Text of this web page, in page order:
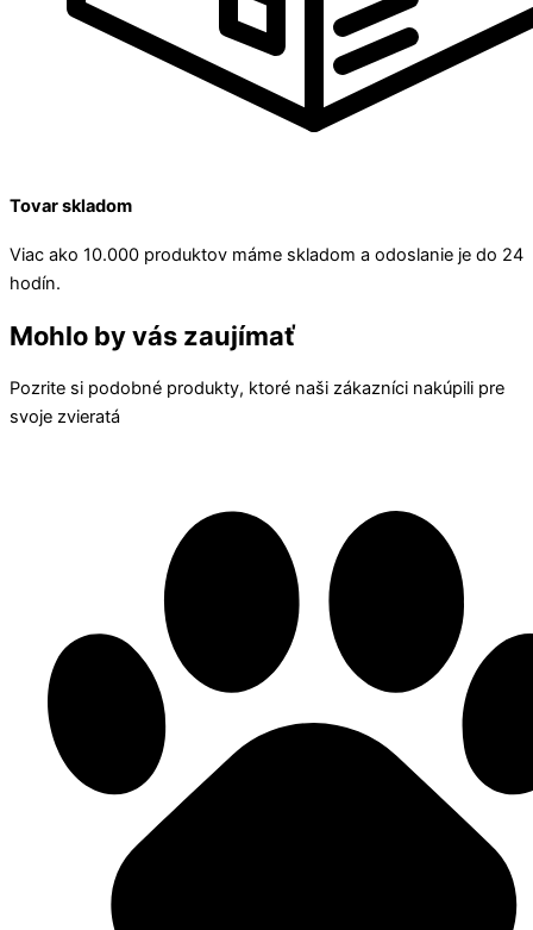
Tovar skladom
Viac ako 10.000 produktov máme skladom a odoslanie je do 24
hodín.
Mohlo by vás zaujímať
Pozrite si podobné produkty, ktoré naši zákazníci nakúpili pre
svoje zvieratá